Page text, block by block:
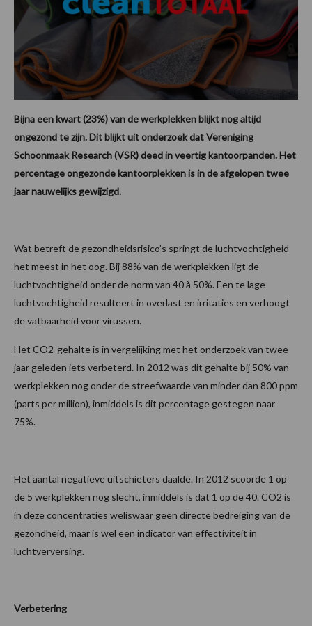
Bijna een kwart (23%) van de werkplekken blijkt nog altijd
ongezond te zijn. Dit blijkt uit onderzoek dat Vereniging
Schoonmaak Research (VSR) deed in veertig kantoorpanden. Het
percentage ongezonde kantoorplekken is in de afgelopen twee
jaar nauwelijks gewijzigd.
Wat betreft de gezondheidsrisico’s springt de luchtvochtigheid
het meest in het oog. Bij 88% van de werkplekken ligt de
luchtvochtigheid onder de norm van 40 à 50%. Een te lage
luchtvochtigheid resulteert in overlast en irritaties en verhoogt
de vatbaarheid voor virussen.
Het CO2-gehalte is in vergelijking met het onderzoek van twee
jaar geleden iets verbeterd. In 2012 was dit gehalte bij 50% van
werkplekken nog onder de streefwaarde van minder dan 800 ppm
(parts per million), inmiddels is dit percentage gestegen naar
75%.
Het aantal negatieve uitschieters daalde. In 2012 scoorde 1 op
de 5 werkplekken nog slecht, inmiddels is dat 1 op de 40. CO2 is
in deze concentraties weliswaar geen directe bedreiging van de
gezondheid, maar is wel een indicator van effectiviteit in
luchtverversing.
Verbetering